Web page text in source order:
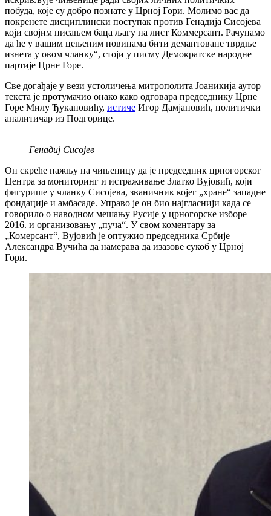
побуда, које су добро познате у Црној Гори. Молимо вас да
покренете дисциплински поступак против Генадија Сисојева
који својим писањем баца љагу на лист Коммерсант. Рачунамо
да ће у вашим цењеним новинама бити демантоване тврдње
изнета у овом чланку“, стоји у писму Демократске народне
партије Црне Горе.
Све догађаје у вези устоличења митрополита Јоаникија аутор
текста је протумачио онако како одговара председнику Црне
Горе Милу Ђукановићу, истиче Игор Дамјановић, политички
аналитичар из Подгорице.
Генадиј Сисојев
Он скреће пажњу на чињеницу да је председник црногорског
Центра за мониторинг и истраживање Златко Вујовић, који
фигурише у чланку Сисојева, званичник којег „хране“ западне
фондације и амбасаде. Управо је он био најгласнији када се
говорило о наводном мешању Русије у црногорске изборе
2016. и организовању „пуча“. У свом коментару за
„Комерсант“, Вујовић је оптужио председника Србије
Александра Вучића да намерава да изазове сукоб у Црној
Гори.